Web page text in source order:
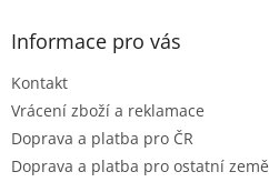
Informace pro vás
Kontakt
Vrácení zboží a reklamace
Doprava a platba pro ČR
Doprava a platba pro ostatní země